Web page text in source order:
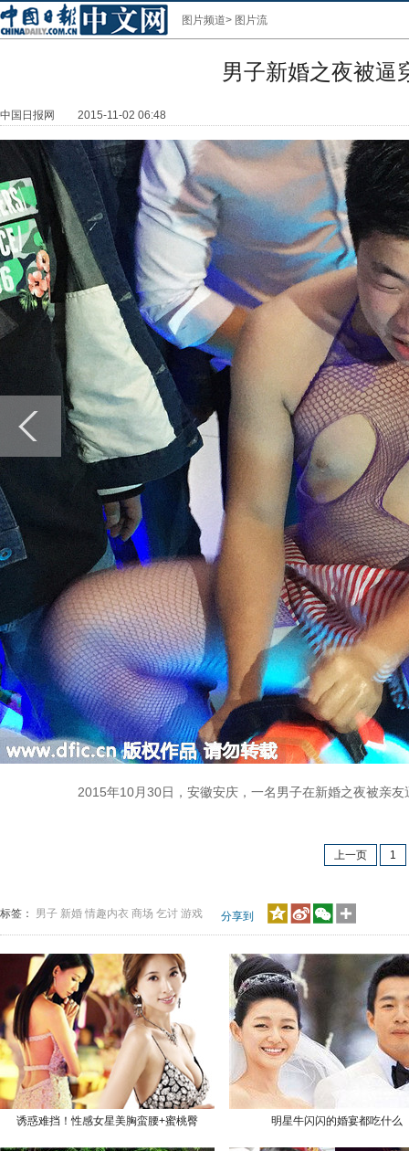
图片频道> 图片流
男子新婚之夜被逼
中国日报网 2015-11-02 06:48
2015年10月30日，安徽安庆，一名男子在新婚之夜被亲
上一页 1
标签： 男子 新婚 情趣内衣 商场 乞讨 游戏 分享到
诱惑难挡！性感女星美胸蛮腰+蜜桃臀 明星牛闪闪的婚宴都吃什么